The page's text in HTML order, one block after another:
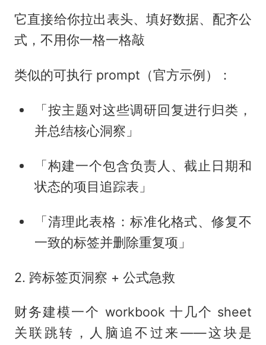
它直接给你拉出表头、填好数据、配齐公
式，不用你一格一格敲
类似的可执行 prompt（官方示例）：
「按主题对这些调研回复进行归类，
并总结核心洞察」
「构建一个包含负责人、截止日期和
状态的项目追踪表」
「清理此表格：标准化格式、修复不
一致的标签并删除重复项」
2. 跨标签页洞察 + 公式急救
财务建模一个 workbook 十几个 sheet
关联跳转，人脑追不过来——这块是